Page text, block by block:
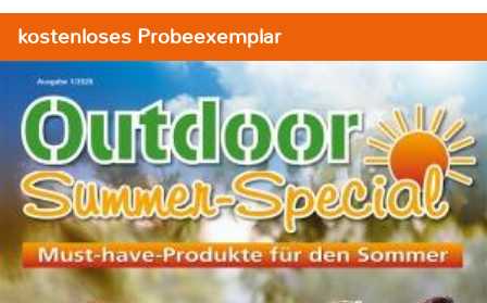
kostenloses Probeexemplar